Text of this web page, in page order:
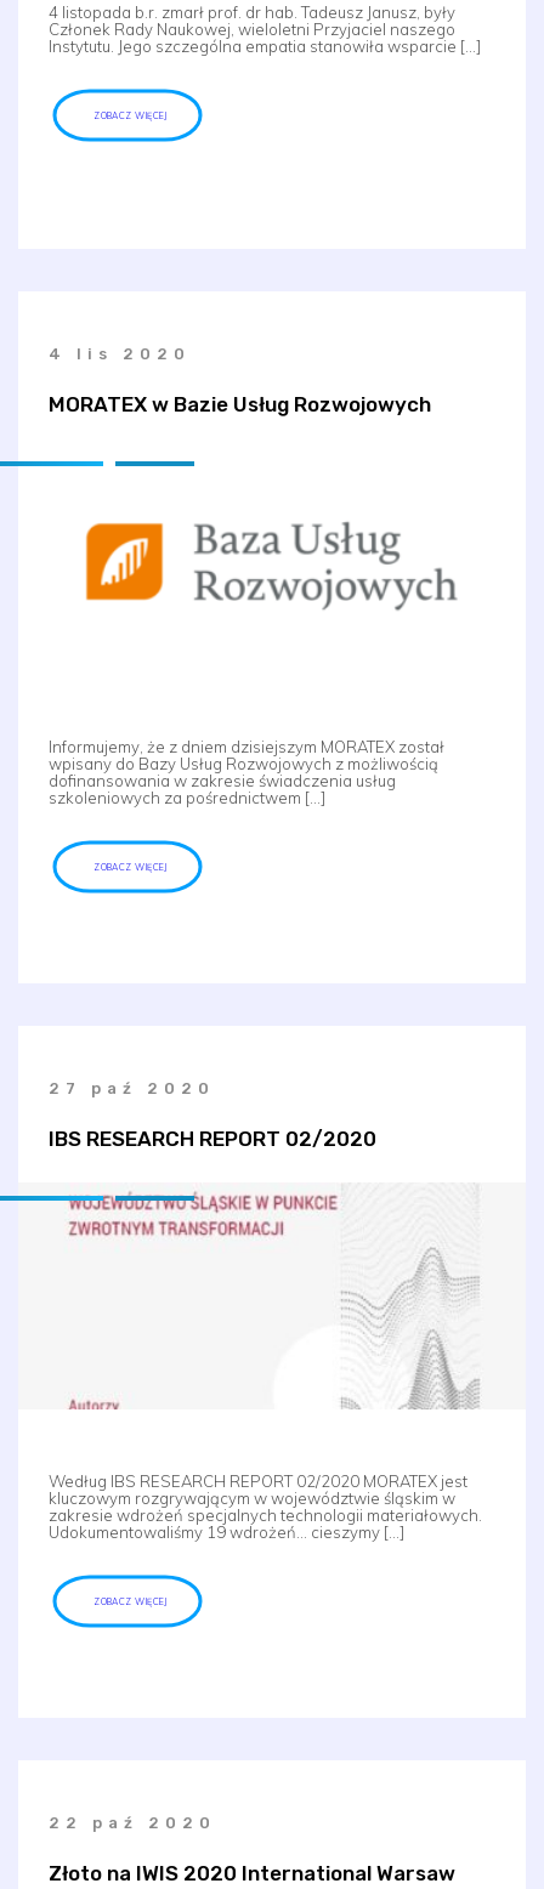
4 listopada b.r. zmarł prof. dr hab. Tadeusz Janusz, były
Członek Rady Naukowej, wieloletni Przyjaciel naszego
Instytutu. Jego szczególna empatia stanowiła wsparcie […]
ZOBACZ WIĘCEJ
4 lis 2020
MORATEX w Bazie Usług Rozwojowych
Informujemy, że z dniem dzisiejszym MORATEX został
wpisany do Bazy Usług Rozwojowych z możliwością
dofinansowania w zakresie świadczenia usług
szkoleniowych za pośrednictwem […]
ZOBACZ WIĘCEJ
27 paź 2020
IBS RESEARCH REPORT 02/2020
Według IBS RESEARCH REPORT 02/2020 MORATEX jest
kluczowym rozgrywającym w województwie śląskim w
zakresie wdrożeń specjalnych technologii materiałowych.
Udokumentowaliśmy 19 wdrożeń… cieszymy […]
ZOBACZ WIĘCEJ
22 paź 2020
Złoto na IWIS 2020 International Warsaw